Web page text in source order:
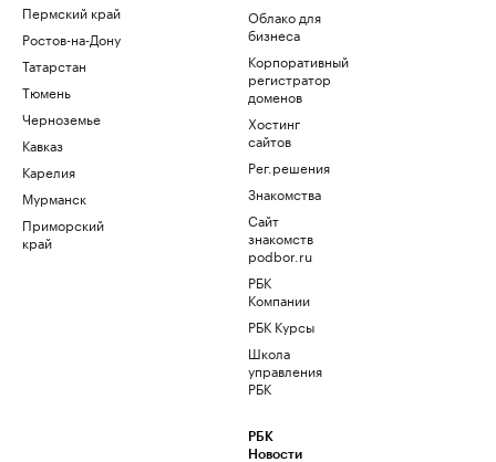
Пермский край
Ростов-на-Дону
Татарстан
Тюмень
Черноземье
Кавказ
Карелия
Мурманск
Приморский
край
Облако для
бизнеса
Корпоративный
регистратор
доменов
Хостинг
сайтов
Рег.решения
Знакомства
Сайт
знакомств
podbor.ru
РБК
Компании
РБК Курсы
Школа
управления
РБК
РБК
Новости